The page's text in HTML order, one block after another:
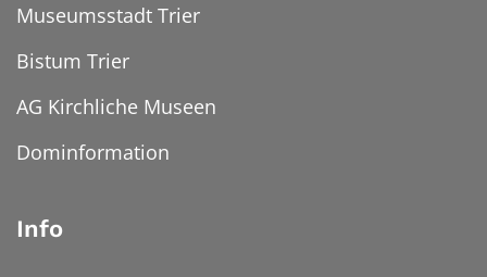
Museumsstadt Trier
Bistum Trier
AG Kirchliche Museen
Dominformation
Info